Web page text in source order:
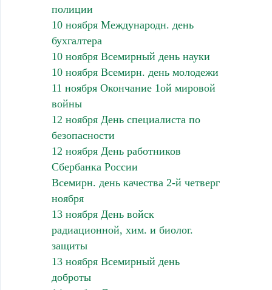
полиции
10 ноября Международн. день
бухгалтера
10 ноября Всемирный день науки
10 ноября Всемирн. день молодежи
11 ноября Окончание 1ой мировой
войны
12 ноября День специалиста по
безопасности
12 ноября День работников
Сбербанка России
Всемирн. день качества 2-й четверг
ноября
13 ноября День войск
радиационной, хим. и биолог.
защиты
13 ноября Всемирный день
доброты